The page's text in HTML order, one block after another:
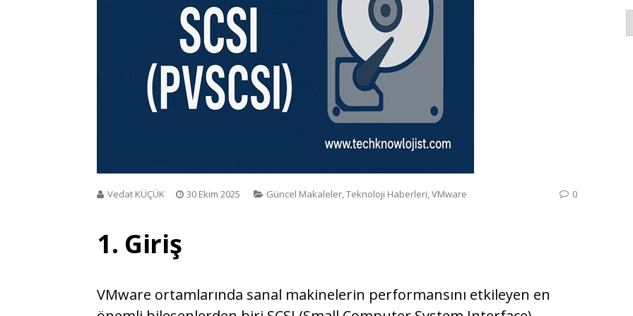
Vedat KÜÇÜK 30 Ekim 2025 Güncel Makaleler,Teknoloji Haberleri,VMware 0
1. Giriş
VMware ortamlarında sanal makinelerin performansını etkileyen en